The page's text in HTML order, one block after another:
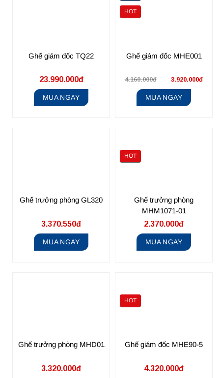
Ghế giám đốc TQ22
23.990.000đ
MUA NGAY
HOT
Ghế giám đốc MHE001
4.160.000đ 3.920.000đ
MUA NGAY
Ghế trưởng phòng GL320
3.370.550đ
MUA NGAY
HOT
Ghế trưởng phòng
MHM1071-01
2.370.000đ
MUA NGAY
Ghế trưởng phòng MHD01
3.320.000đ
HOT
Ghế giám đốc MHE90-5
4.320.000đ